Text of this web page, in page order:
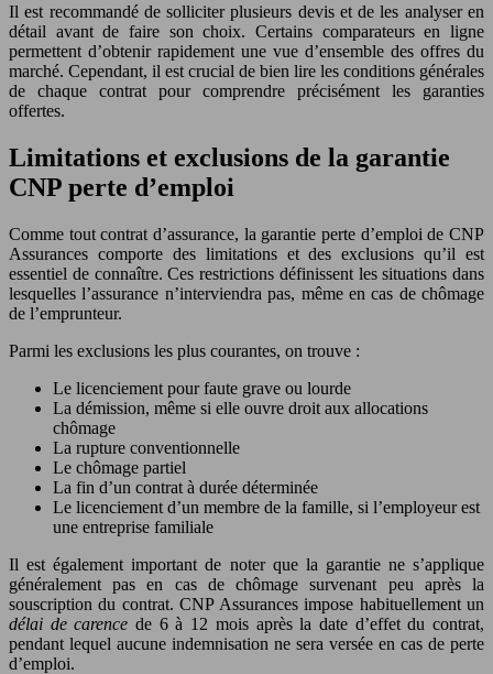
Il est recommandé de solliciter plusieurs devis et de les analyser en
détail avant de faire son choix. Certains comparateurs en ligne
permettent d’obtenir rapidement une vue d’ensemble des offres du
marché. Cependant, il est crucial de bien lire les conditions générales
de chaque contrat pour comprendre précisément les garanties
offertes.
Limitations et exclusions de la garantie
CNP perte d’emploi
Comme tout contrat d’assurance, la garantie perte d’emploi de CNP
Assurances comporte des limitations et des exclusions qu’il est
essentiel de connaître. Ces restrictions définissent les situations dans
lesquelles l’assurance n’interviendra pas, même en cas de chômage
de l’emprunteur.
Parmi les exclusions les plus courantes, on trouve :
Le licenciement pour faute grave ou lourde
La démission, même si elle ouvre droit aux allocations
chômage
La rupture conventionnelle
Le chômage partiel
La fin d’un contrat à durée déterminée
Le licenciement d’un membre de la famille, si l’employeur est
une entreprise familiale
Il est également important de noter que la garantie ne s’applique
généralement pas en cas de chômage survenant peu après la
souscription du contrat. CNP Assurances impose habituellement un
délai de carencede 6 à 12 mois après la date d’effet du contrat,
pendant lequel aucune indemnisation ne sera versée en cas de perte
d’emploi.